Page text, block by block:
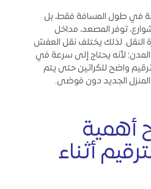
في طول المسافة فقط، بل
توفر المصعد، مداخل
النقل. لذلك يختلف نقل العفش
المدن؛ لأنه يحتاج إلى سرعة في
واضح للكراتين حتى يتم
الجديد دون فوضى.
أهمية
أثناء